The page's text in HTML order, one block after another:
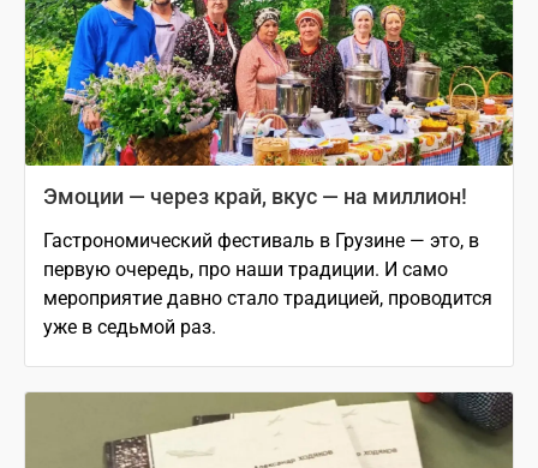
Эмоции — через край, вкус — на миллион!
Гастрономический фестиваль в Грузине — это, в
первую очередь, про наши традиции. И само
мероприятие давно стало традицией, проводится
уже в седьмой раз.